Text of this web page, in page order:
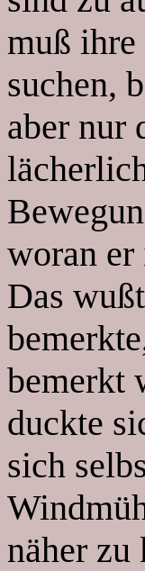
muß ihre
suchen,
aber nur
woran er
Das
bemerkt
duckte
sich
näher zu